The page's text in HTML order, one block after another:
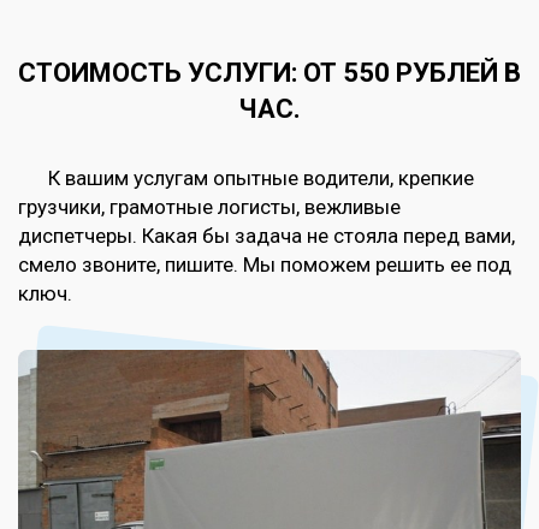
СТОИМОСТЬ УСЛУГИ: ОТ 550 РУБЛЕЙ В
ЧАС.
К вашим услугам опытные водители, крепкие
грузчики, грамотные логисты, вежливые
диспетчеры. Какая бы задача не стояла перед вами,
смело звоните, пишите. Мы поможем решить ее под
ключ.